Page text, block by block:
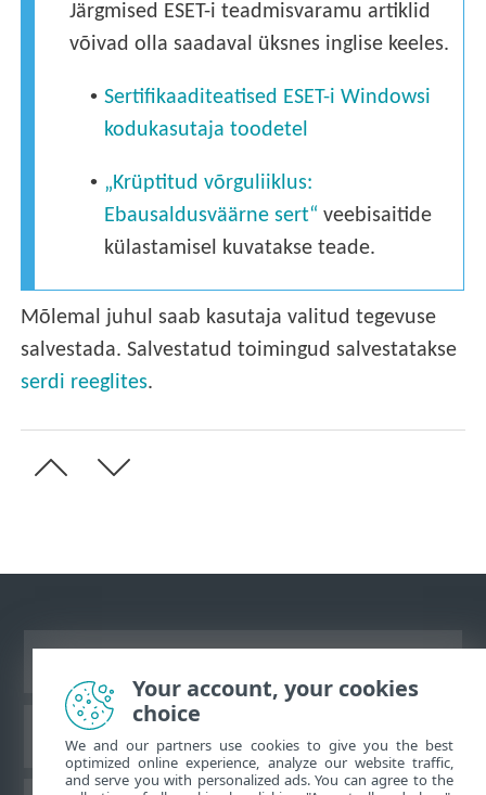
Järgmised ESET-i teadmisvaramu artiklid
võivad olla saadaval üksnes inglise keeles.
• Sertifikaaditeatised ESET-i Windowsi
kodukasutaja toodetel
• „Krüptitud võrguliiklus:
Ebausaldusväärne sert“ veebisaitide
külastamisel kuvatakse teade.
Mõlemal juhul saab kasutaja valitud tegevuse
salvestada. Salvestatud toimingud salvestatakse
serdi reeglites.
ESET teadmistebaas
Your account, your cookies
choice
We and our partners use cookies to give you the best
optimized online experience, analyze our website traffic,
and serve you with personalized ads. You can agree to the